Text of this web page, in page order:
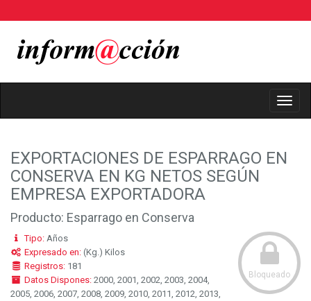
EXPORTACIONES DE ESPARRAGO EN
CONSERVA EN KG NETOS SEGÚN
EMPRESA EXPORTADORA
Producto: Esparrago en Conserva
Bloqueado
Tipo:Años
Expresado en:(Kg.) Kilos
Registros:181
Datos Dispones:2000, 2001, 2002, 2003, 2004,
2005, 2006, 2007, 2008, 2009, 2010, 2011, 2012, 2013,